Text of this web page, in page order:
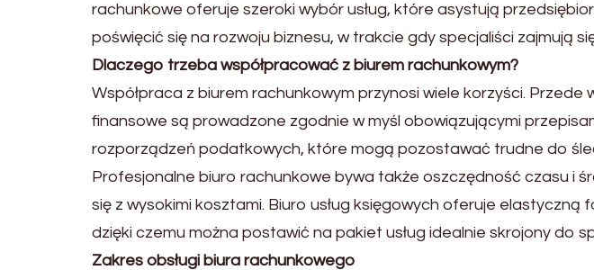
rachunkowe oferuje szeroki wybór usług, które asystują
poświęcić się na rozwoju biznesu, w trakcie gdy specjaliści zajmują
Dlaczego trzeba współpracować z biurem rachunkowym?
Współpraca z biurem rachunkowym przynosi wiele korzyści.
finansowe są prowadzone zgodnie w myśl obowiązującymi
rozporządzeń podatkowych, które mogą pozostawać trudne do
Profesjonalne biuro rachunkowe bywa także oszczędność czasu i
się z wysokimi kosztami. Biuro usług księgowych oferuje
dzięki czemu można postawić na pakiet usług idealnie skrojony do
Zakres obsługi biura rachunkowego